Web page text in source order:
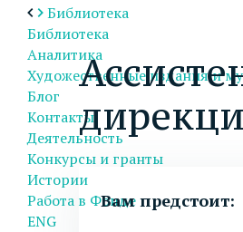
Библиотека
Библиотека
Аналитика
Художественные издания и
Блог
Контакты
Деятельность
Конкурсы и гранты
Истории
Работа в Фонде
ENG
Вам предстоит: